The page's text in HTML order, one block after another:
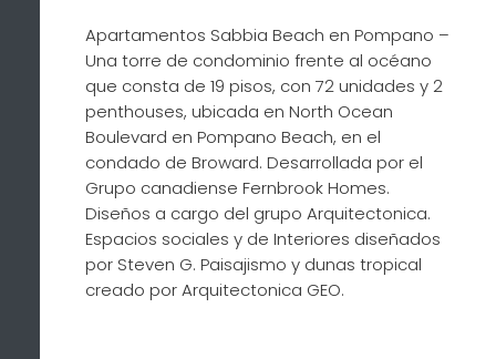
Apartamentos Sabbia Beach en Pompano –
Una torre de condominio frente al océano
que consta de 19 pisos, con 72 unidades y 2
penthouses, ubicada en North Ocean
Boulevard en Pompano Beach, en el
condado de Broward. Desarrollada por el
Grupo canadiense Fernbrook Homes.
Diseños a cargo del grupo Arquitectonica.
Espacios sociales y de Interiores diseñados
por Steven G. Paisajismo y dunas tropical
creado por Arquitectonica GEO.